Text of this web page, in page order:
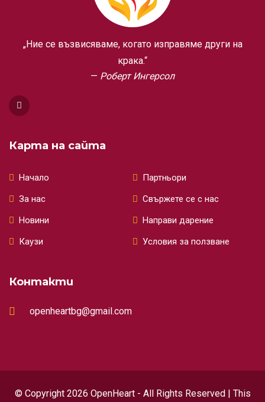
„Ние се възвисяваме, когато изправяме други на
крака.“
Роберт Ингерсол
Карта на сайта
Начало
За нас
Новини
Каузи
Партньори
Свържете се с нас
Направи дарение
Условия за ползване
Контакти
openheartbg@gmail.com
© Copyright 2026 OpenHeart - All Rights Reserved | This